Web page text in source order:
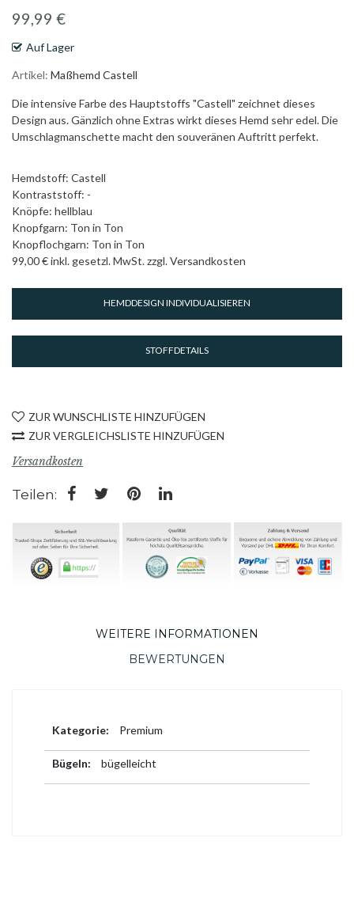
springen
99,99 €
Auf Lager
Artikel Maßhemd Castell
Die intensive Farbe des Hauptstoffs "Castell" zeichnet dieses
Design aus. Gänzlich ohne Extras wirkt dieses Hemd sehr edel. Die
Umschlagmanschette macht den souveränen Auftritt perfekt.
Hemdstoff: Castell
Kontraststoff: -
Knöpfe: hellblau
Knopfgarn: Ton in Ton
Knopflochgarn: Ton in Ton
99,00 € inkl. gesetzl. MwSt. zzgl. Versandkosten
HEMDDESIGN INDIVIDUALISIEREN
STOFFDETAILS
ZUR WUNSCHLISTE HINZUFÜGEN
ZUR VERGLEICHSLISTE HINZUFÜGEN
Versandkosten
Teilen:
WEITERE INFORMATIONEN
BEWERTUNGEN
Weitere
Premium
bügelleicht